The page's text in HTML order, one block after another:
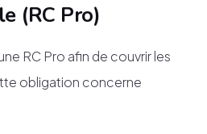
(RC Pro)
RC Pro afin de couvrir les
obligation concerne